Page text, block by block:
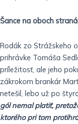
Šance na oboch
Rodák zo Strážskeho
prihrávke Tomáša
príležitosť, ale jeho
zákrokom brankár
netešil, lebo už po
gól nemal platiť,
ktorého pri tom